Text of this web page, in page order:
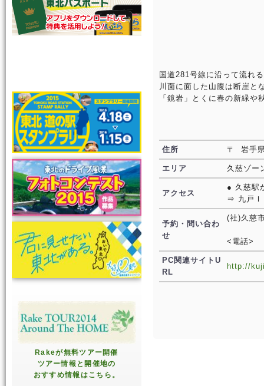
Rakeが無料ツアー開催
ツアー情報と開催地の
おすすめ情報はこちら。
国道281号線に沿って流れ
川面に面した山腹は断崖と
「鏡岩」とくに春の新緑や
住所 〒 岩手
エリア 久慈ゾー
アクセス
● 久慈駅
⇒ 九戸Ｉ
予約・問い合わ
せ
(社)久慈
<電話>
PC関連サイトU
RL
http://